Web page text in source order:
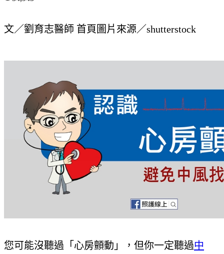
文／劉育志醫師 首頁圖片來源／shutterstock
您可能沒聽過「心房顫動」，但你一定聽過中